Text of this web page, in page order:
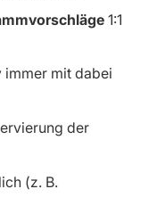
1:1
immer mit dabei
der
(z. B.